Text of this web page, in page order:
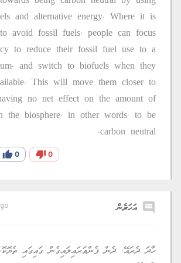
and alternative energy. Where it is
avoid fossil fuels, people can focus
to reduce their fossil fuel use to a
and switch to biofuels when they
This will move them closer to
no net effect on the amount of
the biosphere, in other words, to be
carbon neutral.
thumb_up 0 thumb_down 0
comment އަހަރެން
ހާދަ ދެރައޭ. ދެން ފެންވަރައިލައިގެން ގައިގައި